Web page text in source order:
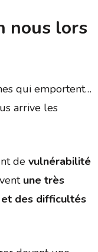
nous lors
qui emportent…
arrive les
de vulnérabilité
une très
des difficultés